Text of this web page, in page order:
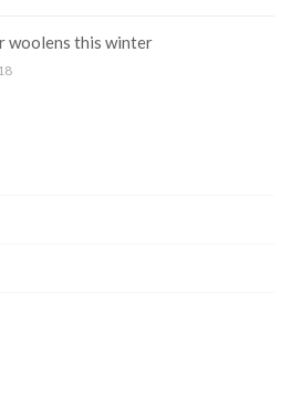
woolens this winter